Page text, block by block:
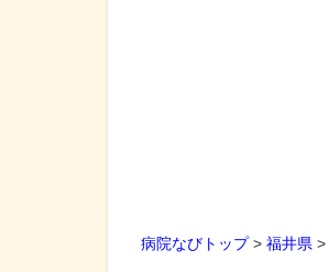
病院なびトップ> 福井県 >